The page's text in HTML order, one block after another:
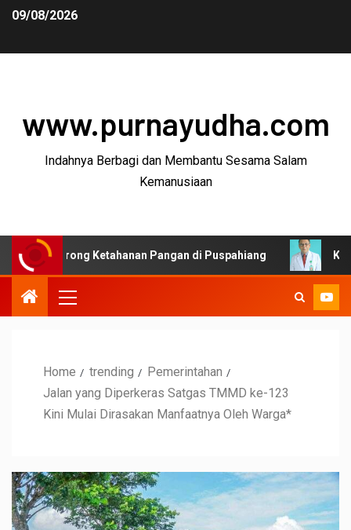
09/08/2026
www.purnayudha.com
Indahnya Berbagi dan Membantu Sesama Salam
Kemanusiaan
Ketahanan Pangan di Puspahiang Ketua MKEK
Home trending
Pemerintahan
Jalan yang Diperkeras Satgas TMMD ke-123
Kini Mulai Dirasakan Manfaatnya Oleh Warga*